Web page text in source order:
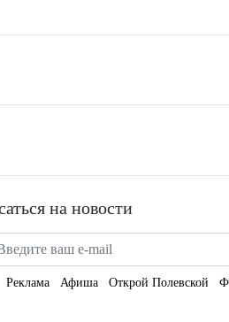
на новости
Реклама Афиша Открой Полевской